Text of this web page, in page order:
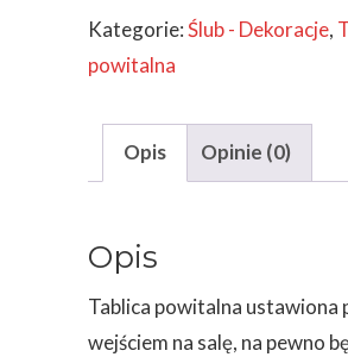
W
ZŁOTEJ
Kategorie:Ślub - Dekoracje,
powitalna
Opis Opinie (0)
Opis
Tablica powitalna ustawiona
wejściem na salę, na pewno